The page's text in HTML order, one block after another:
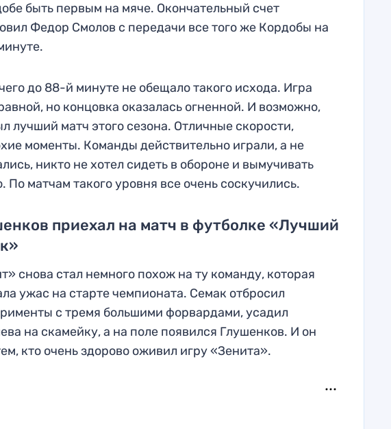
быть первым на мяче. Окончательный счет
Федор Смолов с передачи все того же Кордобы на
до 88-й минуте не обещало такого исхода. Игра
но концовка оказалась огненной. И возможно,
лучший матч этого сезона. Отличные скорости,
моменты. Команды действительно играли, а не
никто не хотел сидеть в обороне и вымучивать
По матчам такого уровня все очень соскучились.
приехал на матч в футболке «Лучший
снова стал немного похож на ту команду, которая
ужас на старте чемпионата. Семак отбросил
с тремя большими форвардами, усадил
на скамейку, а на поле появился Глушенков. И он
кто очень здорово оживил игру «Зенита».